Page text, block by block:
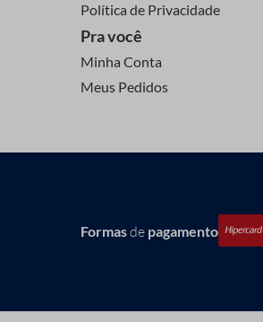
Política de Privacidade
Pra você
Minha Conta
Meus Pedidos
Formasde pagamento